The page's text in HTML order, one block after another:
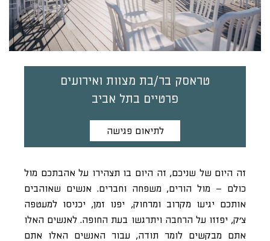
טראסק בר/בת מצוות ואירועים
פרטיים בתל אביב
לתיאום פגישה
זה היום של שניכם, זה היום בו תצהירו על אהבתכם מול
כולם – מול הורים, משפחה וחברים. אנשים שאוהבים
אותכם יגיעו מקרוב ומרחוק, יפנו זמן, יכניסו למעטפה
צ’ק, יפזזו על הרחבה ויתרגשו בעת החופה. לאנשים האלו
אתם מבקשים לומר תודה, עבור האנשים האלו אתם